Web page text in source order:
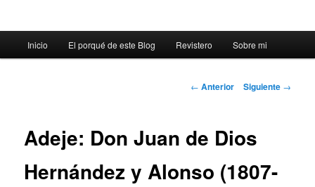
principal
Inicio El porqué de este Blog Revistero Sobre mi
Navegación
← Anterior Siguiente →
Adeje: Don Juan de Dios
Hernández y Alonso (1807-